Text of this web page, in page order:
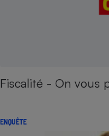
Fiscalité - On vous
ENQUÊTE